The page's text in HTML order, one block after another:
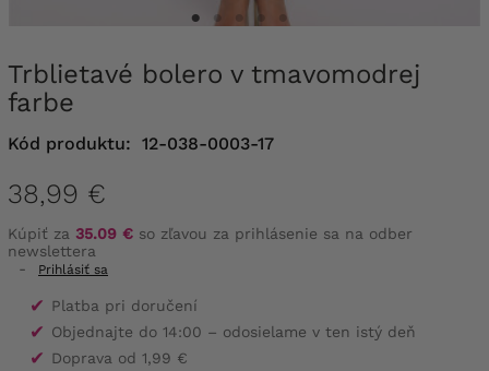
Trblietavé bolero v tmavomodrej
farbe
Kód produktu: 12-038-0003-17
38,99 €
Kúpiť za 35.09 € so zľavou za prihlásenie sa na odber
newslettera
-
Prihlásiť sa
✔ Platba pri doručení
✔ Objednajte do 14:00 – odosielame v ten istý deň
✔ Doprava od 1,99 €